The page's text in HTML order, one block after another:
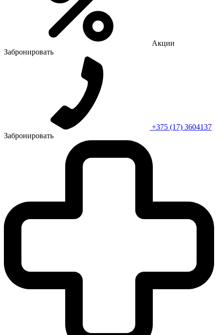
Акции
Забронировать
+375 (17) 3604137
Забронировать